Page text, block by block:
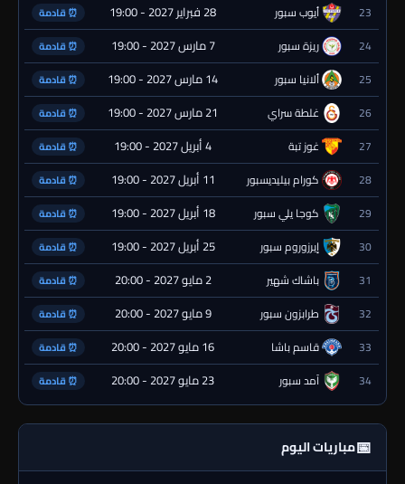
23 أيوب سبور 28 فبراير 2027 - 19:00 ⏰ قادمة
24 ريزة سبور 7 مارس 2027 - 19:00 ⏰ قادمة
25 ألانيا سبور 14 مارس 2027 - 19:00 ⏰ قادمة
26 غلطة سراي 21 مارس 2027 - 19:00 ⏰ قادمة
27 غوز تبة 4 أبريل 2027 - 19:00 ⏰ قادمة
28 كورام بيليديسبور 11 أبريل 2027 - 19:00 ⏰ قادمة
29 كوجا يلي سبور 18 أبريل 2027 - 19:00 ⏰ قادمة
30 إيرزوروم سبور 25 أبريل 2027 - 19:00 ⏰ قادمة
31 باشاك شهير 2 مايو 2027 - 20:00 ⏰ قادمة
32 طرابزون سبور 9 مايو 2027 - 20:00 ⏰ قادمة
33 قاسم باشا 16 مايو 2027 - 20:00 ⏰ قادمة
34 آمد سبور 23 مايو 2027 - 20:00 ⏰ قادمة
📅مباريات اليوم